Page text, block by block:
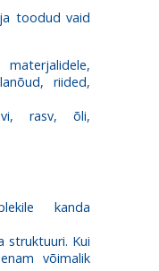
toodud vaid
riided,
rasv, õli,
kanda
struktuuri. Kui
võimalik